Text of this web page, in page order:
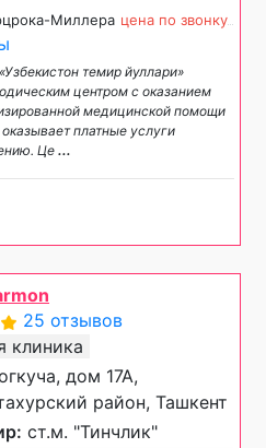
Миллера цена по звонку
темир йуллари»
центром с оказанием
медицинской помощи
платные услуги
Це ...
25 отзывов
клиника
дом 17А,
район, Ташкент
ст.м. "Тинчлик"